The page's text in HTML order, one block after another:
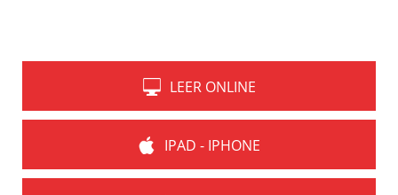
LEER ONLINE
IPAD - IPHONE